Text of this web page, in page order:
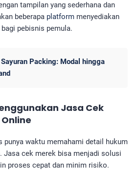
tampilan yang sederhana dan
beberapa platform menyediakan
pebisnis pemula.
Packing: Modal hingga
Jasa Cek
punya waktu memahami detail hukum
Jasa cek merek bisa menjadi solusi
proses cepat dan minim risiko.